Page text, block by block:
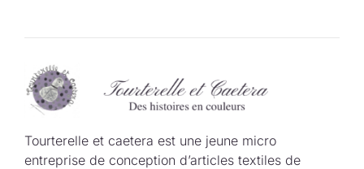
Tourterelle et caetera est une jeune micro
entreprise de conception d’articles textiles de